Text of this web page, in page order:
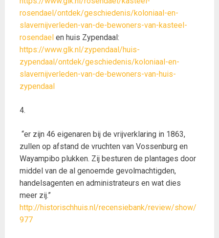
rosendael/ontdek/geschiedenis/koloniaal-en-
slavernijverleden-van-de-bewoners-van-kasteel-
rosendael en huis Zypendaal:
https://www.glk.nl/zypendaal/huis-
zypendaal/ontdek/geschiedenis/koloniaal-en-
slavernijverleden-van-de-bewoners-van-huis-
zypendaal
4.
“er zijn 46 eigenaren bij de vrijverklaring in 1863,
zullen op afstand de vruchten van Vossenburg en
Wayampibo plukken. Zij besturen de plantages door
middel van de al genoemde gevolmachtigden,
handelsagenten en administrateurs en wat dies
meer zij.”
http://historischhuis.nl/recensiebank/review/show/
977